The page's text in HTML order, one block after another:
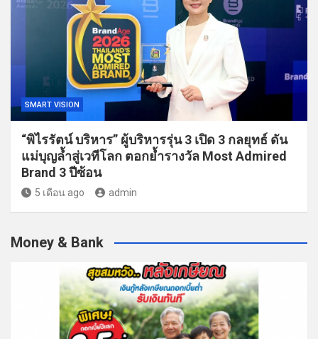
SMART VISION
“พิไรรัตน์ บริหาร” ผู้บริหารรุ่น 3 เปิด 3 กลยุทธ์ ดัน
แม่บุญล้ำสู่เวทีโลก ตอกย้ำรางวัล Most Admired
Brand 3 ปีซ้อน
5 เดือน ago admin
Money & Bank